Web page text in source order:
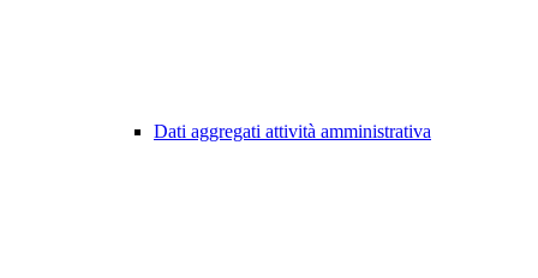
Dati aggregati attività amministrativa